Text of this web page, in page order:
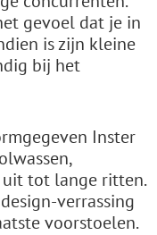
gevoel dat je in
is zijn kleine
bij het
Inster
tot lange ritten.
verrassing
voorstoelen.